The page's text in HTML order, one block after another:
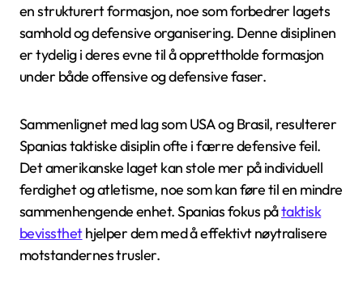
en strukturert formasjon, noe som forbedrer lagets
samhold og defensive organisering. Denne disiplinen
er tydelig i deres evne til å opprettholde formasjon
under både offensive og defensive faser.
Sammenlignet med lag som USA og Brasil, resulterer
Spanias taktiske disiplin ofte i færre defensive feil.
Det amerikanske laget kan stole mer på individuell
ferdighet og atletisme, noe som kan føre til en mindre
sammenhengende enhet. Spanias fokus påtaktisk
bevissthethjelper dem med å effektivt nøytralisere
motstandernes trusler.